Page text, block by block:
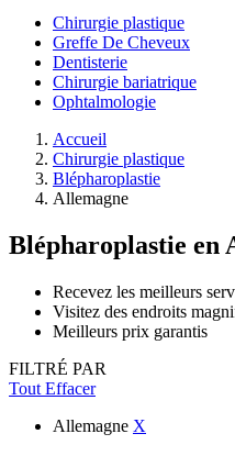
Chirurgie plastique
Greffe De Cheveux
Dentisterie
Chirurgie bariatrique
Ophtalmologie
Accueil
Chirurgie plastique
Blépharoplastie
Allemagne
Blépharoplastie en
Recevez les meilleurs
Visitez des endroits
Meilleurs prix garantis
FILTRÉ PAR
Tout Effacer
Allemagne X